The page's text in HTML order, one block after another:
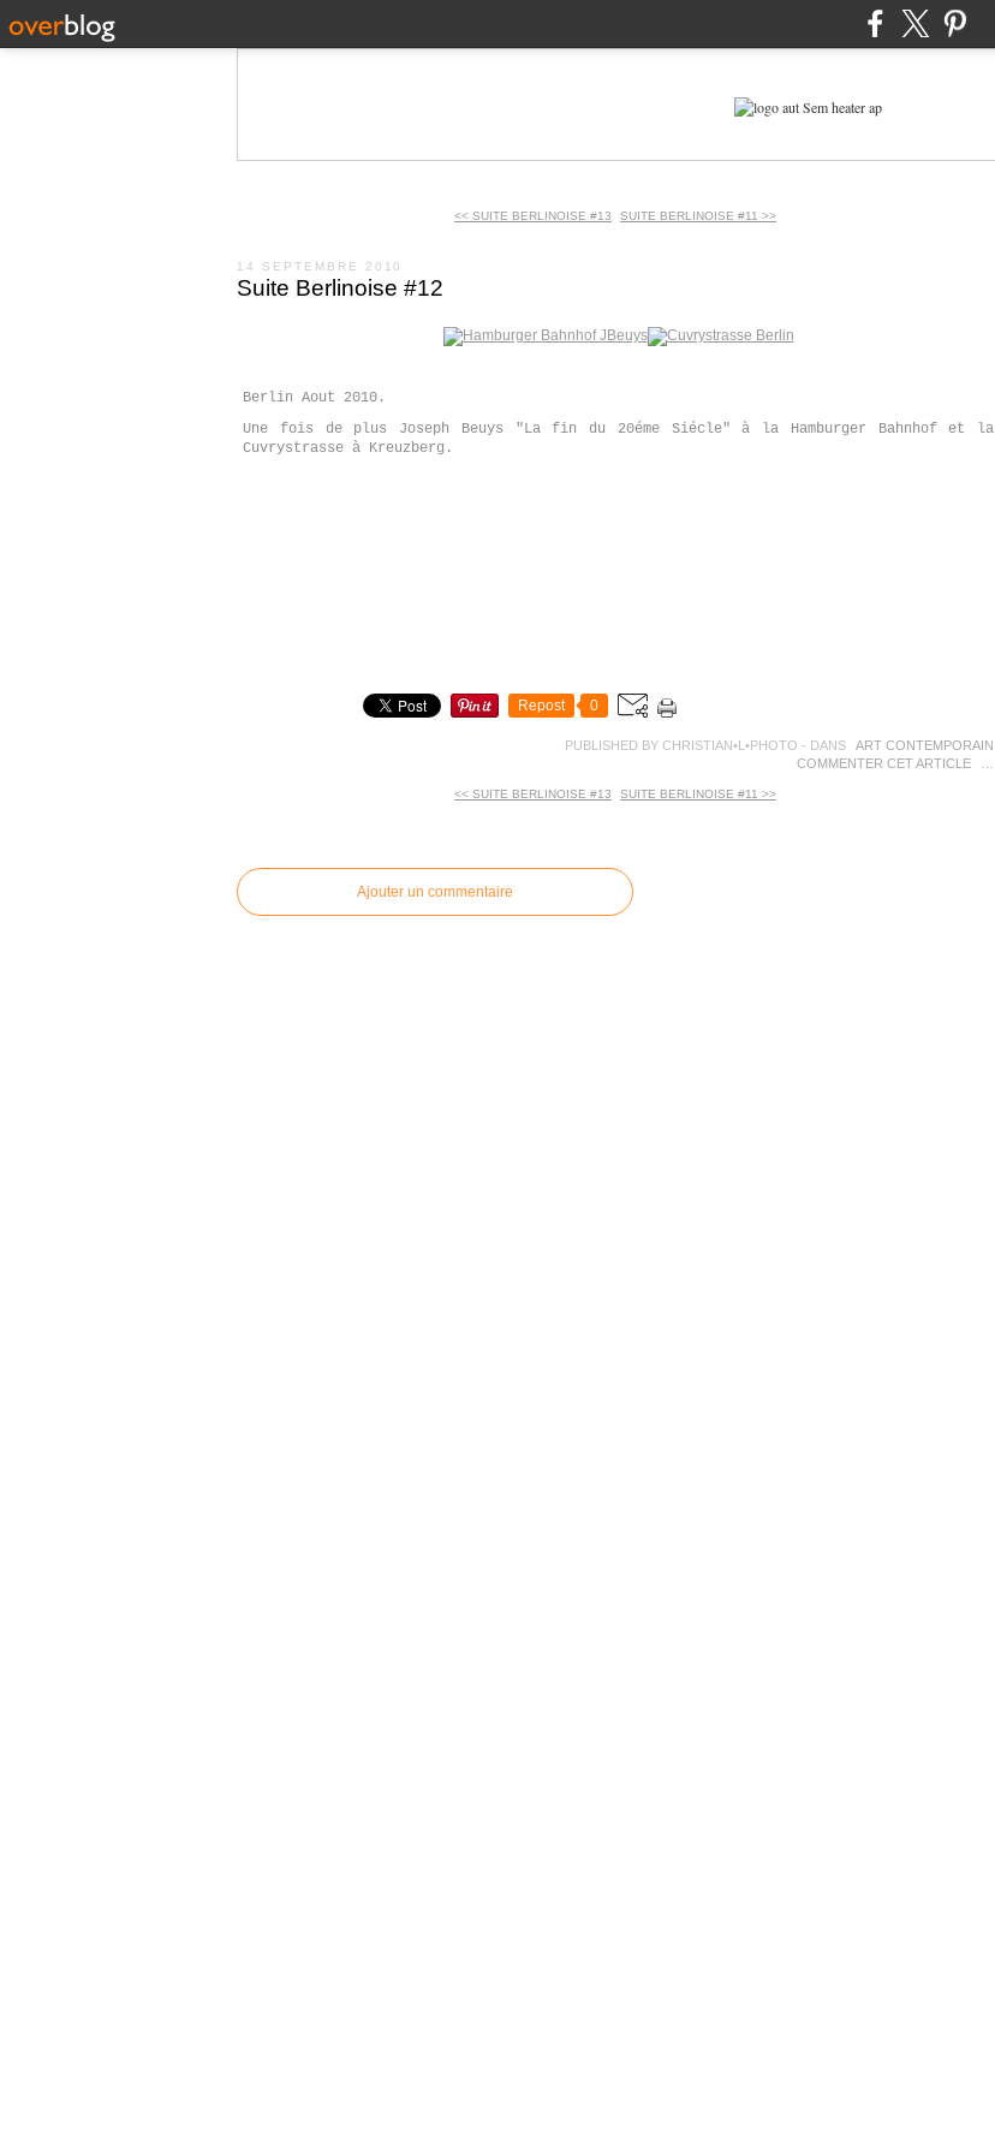
<< SUITE BERLINOISE #13 SUITE BERLINOISE #11 >>
14 SEPTEMBRE 2010
Suite Berlinoise #12
Berlin Aout 2010.
Une fois de plus Joseph Beuys "La fin du 20éme Siécle" à la Hamburger Bahnhof et la
Cuvrystrasse à Kreuzberg.
Repost 0
PUBLISHED BY CHRISTIAN•L•PHOTO - DANS
ART CONTEMPORAIN
COMMENTER CET ARTICLE
<< SUITE BERLINOISE #13 SUITE BERLINOISE #11 >>
Ajouter un commentaire